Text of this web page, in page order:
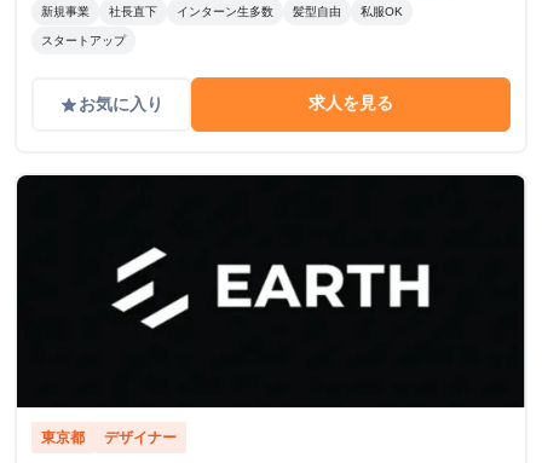
新規事業 社長直下 インターン生多数 髪型自由 私服OK
スタートアップ
gradeお気に入り 求人を見る
東京都 デザイナー